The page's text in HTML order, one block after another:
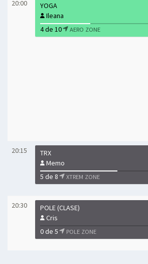
20:00
YOGA
Ileana
4 de 10
AERO ZONE
20:15
TRX
Memo
5 de 8
XTREM ZONE
20:30
POLE (CLASE)
Cris
0 de 5
POLE ZONE